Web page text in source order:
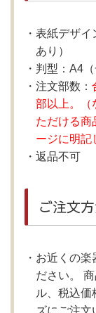
表紙デザイ
あり）
判型：A4（
注文部数：
部以上。（
ただける商
ージに明記
返品不可
ご注文
お近くの楽
ださい。
ル、税込価
ズにご注文